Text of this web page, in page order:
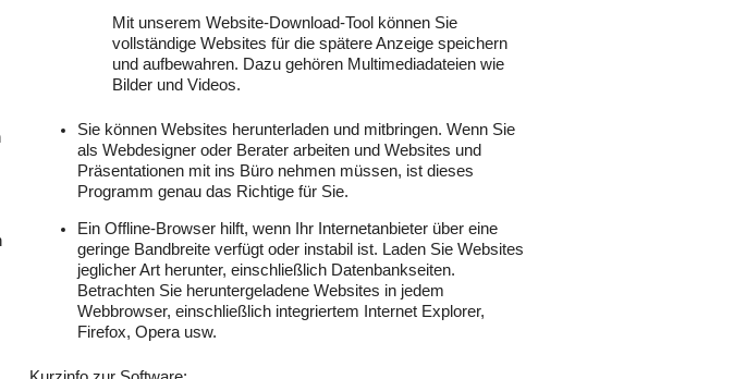
Mit unserem Website-Download-Tool können Sie
vollständige Websites für die spätere Anzeige speichern
und aufbewahren. Dazu gehören Multimediadateien wie
Bilder und Videos.
Sie können Websites herunterladen und mitbringen. Wenn Sie
als Webdesigner oder Berater arbeiten und Websites und
Präsentationen mit ins Büro nehmen müssen, ist dieses
Programm genau das Richtige für Sie.
Ein Offline-Browser hilft, wenn Ihr Internetanbieter über eine
geringe Bandbreite verfügt oder instabil ist. Laden Sie Websites
jeglicher Art herunter, einschließlich Datenbankseiten.
Betrachten Sie heruntergeladene Websites in jedem
Webbrowser, einschließlich integriertem Internet Explorer,
Firefox, Opera usw.